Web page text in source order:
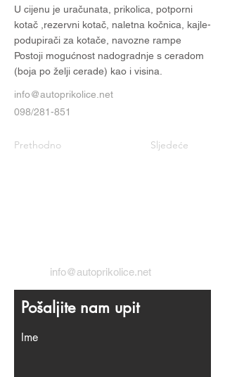
U cijenu je uračunata, prikolica, potporni
kotač ,rezervni kotač, naletna kočnica, kajle-
podupirači za kotače, navozne rampe
Postoji mogućnost nadogradnje s ceradom
(boja po želji cerade) kao i visina.
info@autoprikolice.net
098/281-851
Prethodno Sljedeće
info@autoprikolice.net
Pošaljite nam upit
Ime